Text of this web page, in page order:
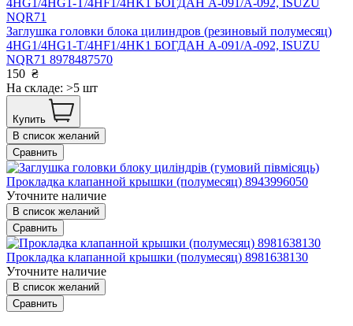
Заглушка головки блока цилиндров (резиновый полумесяц)
4HG1/4HG1-T/4HF1/4HK1 БОГДАН А-091/А-092, ISUZU
NQR71 8978487570
150 ₴
На складе: >5 шт
Купить
В список желаний
Сравнить
Прокладка клапанной крышки (полумесяц) 8943996050
Уточните наличие
В список желаний
Сравнить
Прокладка клапанной крышки (полумесяц) 8981638130
Уточните наличие
В список желаний
Сравнить